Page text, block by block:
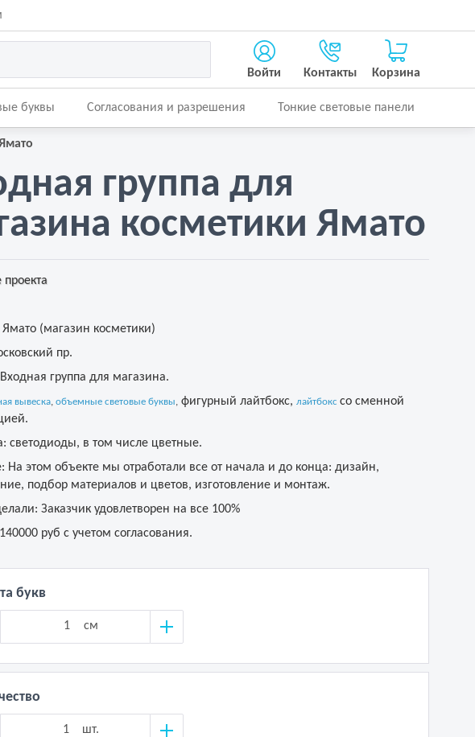
Войти Контакты Корзина
буквы Согласования и разрешения Тонкие световые панели
группа для
косметики Ямато
Ямато (магазин косметики)
пр.
Входная группа для магазина.
вывеска, объемные световые буквы, фигурный лайтбокс, лайтбокс со сменной
светодиоды, в том числе цветные.
На этом объекте мы отработали все от начала и до конца: дизайн,
подбор материалов и цветов, изготовление и монтаж.
Заказчик удовлетворен на все 100%
140000 руб с учетом согласования.
букв
см
шт.